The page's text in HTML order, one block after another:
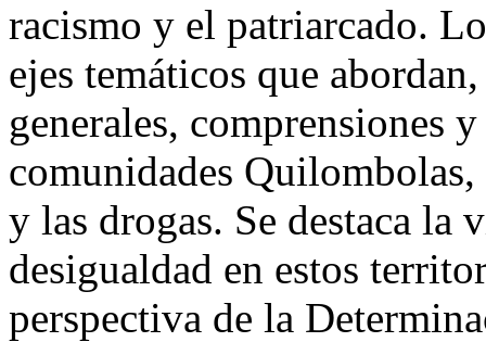
racismo y el patriarcado.
ejes temáticos que
generales, comprensiones
comunidades
y las drogas. Se destaca la
desigualdad en estos
perspectiva de la